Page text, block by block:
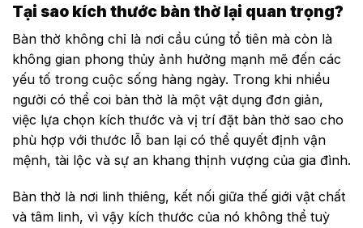
Hướng Đông Bắc (Thiên đức)
Hướng Nam (Quý nhân giúp đỡ)
Hướng xấu cho bàn thờ
Hướng Bắc (Tuyệt mệnh)
Hướng Tây (Hoạ hại)
Hướng Tây Bắc (Lục sát)
Lưu ý khi chọn hướng và vị trí đặt bàn thờ
Tại sao kích thước bàn thờ lại quan trọng?
Bàn thờ không chỉ là nơi cầu cúng tổ tiên mà còn là
không gian phong thủy ảnh hưởng mạnh mẽ đến các
yếu tố trong cuộc sống hàng ngày. Trong khi nhiều
người có thể coi bàn thờ là một vật dụng đơn giản,
việc lựa chọn kích thước và vị trí đặt bàn thờ sao cho
phù hợp với thước lỗ ban lại có thể quyết định vận
mệnh, tài lộc và sự an khang thịnh vượng của gia đình.
Bàn thờ là nơi linh thiêng, kết nối giữa thế giới vật chất
và tâm linh, vì vậy kích thước của nó không thể tuỳ